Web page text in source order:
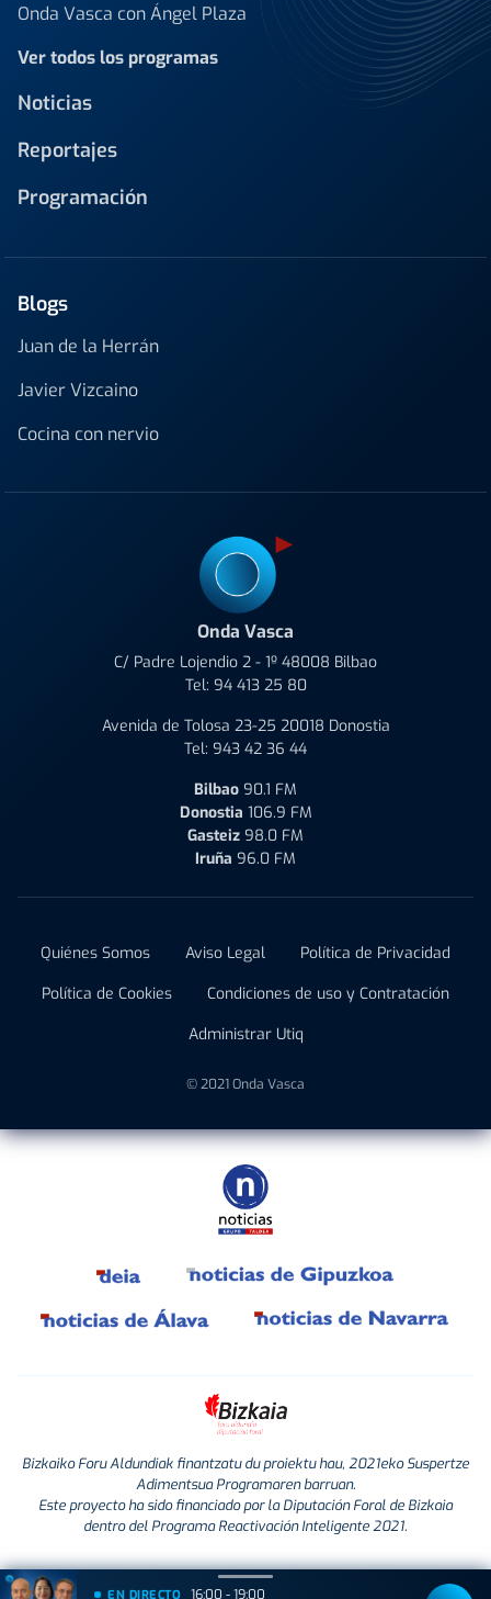
Onda Vasca con Ángel Plaza
Ver todos los programas
Noticias
Reportajes
Programación
Blogs
Juan de la Herrán
Javier Vizcaino
Cocina con nervio
Onda Vasca
C/ Padre Lojendio 2 - 1º 48008 Bilbao
Tel: 94 413 25 80
Avenida de Tolosa 23-25 20018 Donostia
Tel: 943 42 36 44
Bilbao 90.1 FM
Donostia 106.9 FM
Gasteiz 98.0 FM
Iruña 96.0 FM
Quiénes Somos Aviso Legal
Política de Privacidad
Política de Cookies
Condiciones de uso y Contratación
Administrar Utiq
© 2021 Onda Vasca
Bizkaiko Foru Aldundiak finantzatu du proiektu hau, 2021eko Suspertze
Adimentsua Programaren barruan.
Este proyecto ha sido financiado por la Diputación Foral de Bizkaia
dentro del Programa Reactivación Inteligente 2021.
EN DIRECTO 16:00 - 19:00